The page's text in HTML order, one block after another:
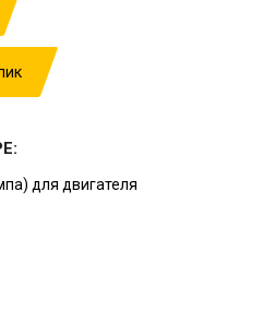
для двигателя